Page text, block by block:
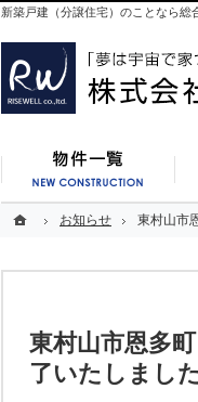
ホームお知らせ 東村山市
東村山市恩多
了いたしまし
新築戸建（分譲住宅）のことなら総
ホームお知らせ 東村山市